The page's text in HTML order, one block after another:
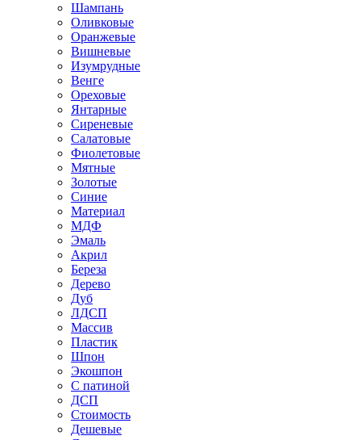
Шампань
Оливковые
Оранжевые
Вишневые
Изумрудные
Венге
Ореховые
Янтарные
Сиреневые
Салатовые
Фиолетовые
Мятные
Золотые
Синие
Материал
МДФ
Эмаль
Акрил
Береза
Дерево
Дуб
ЛДСП
Массив
Пластик
Шпон
Экошпон
С патиной
ДСП
Стоимость
Дешевые